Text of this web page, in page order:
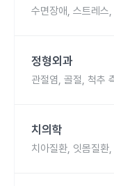
수면장애, 스트레스
정형외과
관절염, 골절, 척추
치의학
치아질환, 잇몸질환